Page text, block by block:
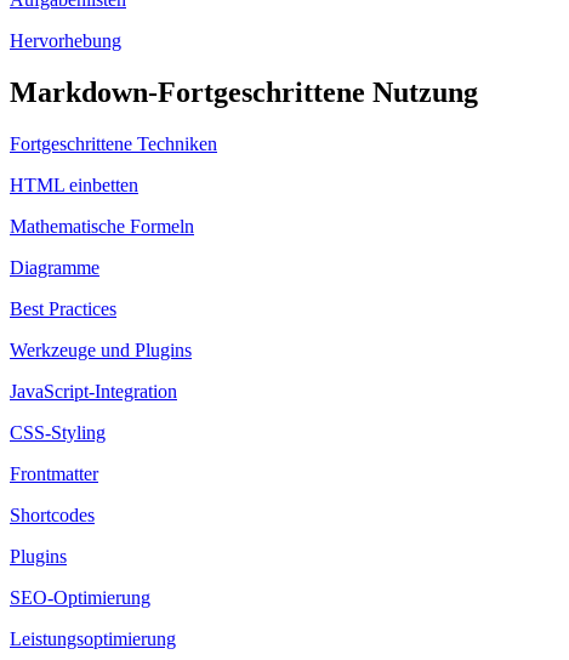
Hervorhebung
Markdown-Fortgeschrittene Nutzung
Fortgeschrittene Techniken
HTML einbetten
Mathematische Formeln
Diagramme
Best Practices
Werkzeuge und Plugins
JavaScript-Integration
CSS-Styling
Frontmatter
Shortcodes
Plugins
SEO-Optimierung
Leistungsoptimierung